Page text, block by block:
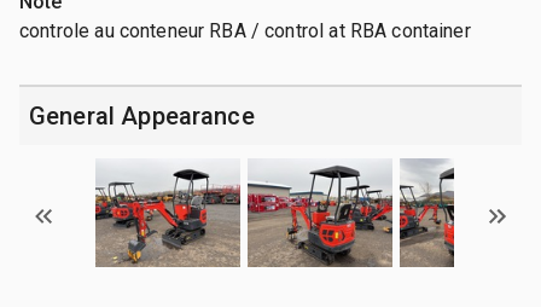
controle au conteneur RBA / control at RBA container
General Appearance